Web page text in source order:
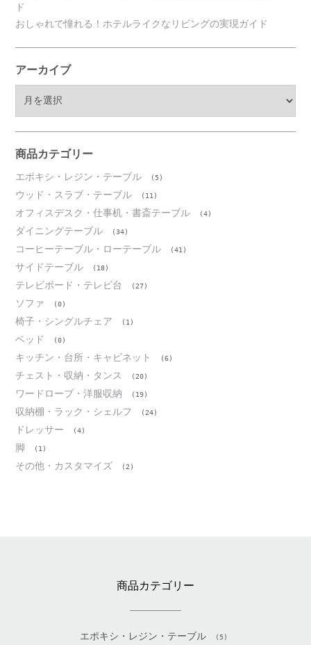
ド
おしゃれで憧れる！ホテルライクなリビングの実現ガイド
アーカイブ
ブ
商品カテゴリー
エポキシ・レジン・テーブル (5)
ウッド・スラブ・テーブル (11)
オフィスデスク・仕事机・書斎テーブル (4)
ダイニングテーブル (34)
コーヒーテーブル・ローテーブル (41)
サイドテーブル (18)
テレビボード・テレビ台 (27)
ソファ (0)
椅子・シングルチェア (1)
ベッド (0)
キッチン・台所・キャビネット (6)
チェスト・収納・タンス (20)
ワードローブ・洋服収納 (19)
収納棚・ラック・シェルフ (24)
ドレッサー (4)
脚 (1)
その他・カスタマイズ (2)
商品カテゴリー
エポキシ・レジン・テーブル (5)